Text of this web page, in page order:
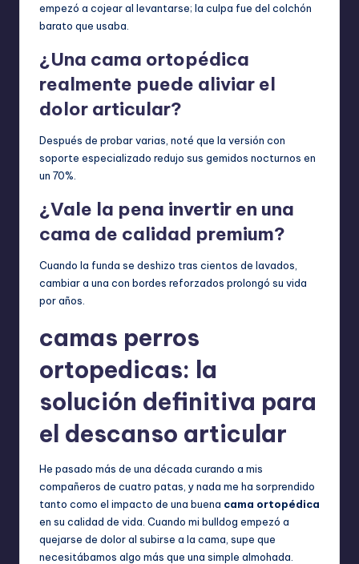
empezó a cojear al levantarse; la culpa fue del colchón
barato que usaba.
¿Una cama ortopédica
realmente puede aliviar el
dolor articular?
Después de probar varias, noté que la versión con
soporte especializado redujo sus gemidos nocturnos en
un 70%.
¿Vale la pena invertir en una
cama de calidad premium?
Cuando la funda se deshizo tras cientos de lavados,
cambiar a una con bordes reforzados prolongó su vida
por años.
camas perros
ortopedicas: la
solución definitiva para
el descanso articular
He pasado más de una década curando a mis
compañeros de cuatro patas, y nada me ha sorprendido
tanto como el impacto de una buena cama ortopédica
en su calidad de vida. Cuando mi bulldog empezó a
quejarse de dolor al subirse a la cama, supe que
necesitábamos algo más que una simple almohada.